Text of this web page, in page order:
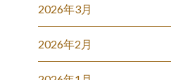
2026年3月
2026年2月